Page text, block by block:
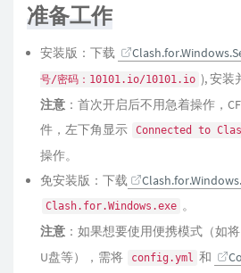
准备工作
安装版：下载
号/密码：10101.io/10101.io ), 安装
注意 ：首次开启后不用急着操作，
件，左下角显示
Connected to
操作。
免安装版：下载
Clash.for.Windows.exe 。
注意 ：如果想要使用便携模式（如将
U盘等），需将
config.yml 和